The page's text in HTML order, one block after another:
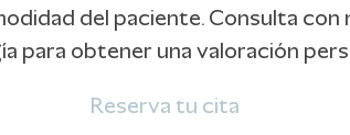
del paciente. Consulta
para obtener una valoración
Reserva tu cita